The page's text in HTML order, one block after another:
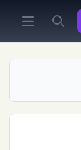
menu